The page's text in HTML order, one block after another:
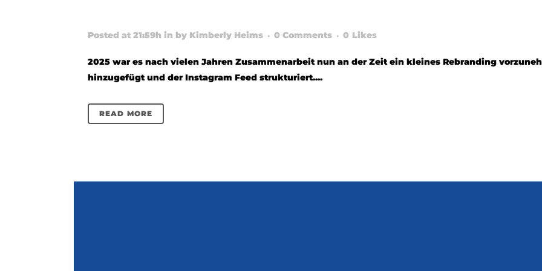
Posted at 21:59h in by Kimberly Heims 0 Comments 0 Likes
2025 war es nach vielen Jahren Zusammenarbeit nun an der Zeit ein kleines Rebranding
hinzugefügt und der Instagram Feed strukturiert....
READ MORE